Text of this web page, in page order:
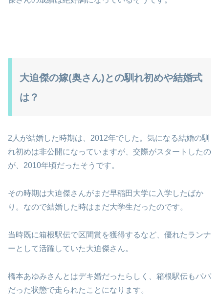
大迫傑の嫁(奥さん)との馴れ初めや結婚式
は？
2人が結婚した時期は、2012年でした。気になる結婚の馴
れ初めは非公開になっていますが、交際がスタートしたの
が、2010年頃だったそうです。
その時期は大迫傑さんがまだ早稲田大学に入学したばか
り。なので結婚した時はまだ大学生だったのです。
当時既に箱根駅伝で区間賞を獲得するなど、優れたランナ
ーとして活躍していた大迫傑さん。
橋本あゆみさんとはデキ婚だったらしく、箱根駅伝もパパ
だった状態で走られたことになります。